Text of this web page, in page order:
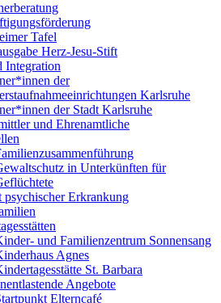
Tafel
Herz-Jesu-Stift
Integration
der
Karlsruhe
der Stadt Karlsruhe
und Ehrenamtliche
in Unterkünften für
psychischer Erkrankung
und Familienzentrum Sonnensang
Agnes
St. Barbara
Angebote
Elterncafé